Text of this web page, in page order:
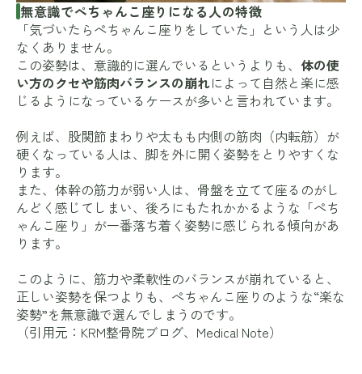
無意識でぺちゃんこ座りになる人の特徴
「気づいたらぺちゃんこ座りをしていた」という人は少
なくありません。
この姿勢は、意識的に選んでいるというよりも、 体の使
い方のクセや筋肉バランスの崩れによって自然と楽に感
じるようになっているケースが多いと言われています。
例えば、股関節まわりや太もも内側の筋肉（内転筋）が
硬くなっている人は、脚を外に開く姿勢をとりやすくな
ります。
また、体幹の筋力が弱い人は、骨盤を立てて座るのがし
んどく感じてしまい、後ろにもたれかかるような「ぺち
ゃんこ座り」が一番落ち着く姿勢に感じられる傾向があ
ります。
このように、筋力や柔軟性のバランスが崩れていると、
正しい姿勢を保つよりも、ぺちゃんこ座りのような“楽な
姿勢”を無意識で選んでしまうのです。
（引用元： KRM整骨院ブログ、 Medical Note）